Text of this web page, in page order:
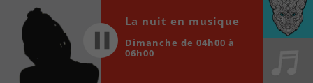
Player
00:00
La nuit en musique
Dimanche de 04h00 à
06h00